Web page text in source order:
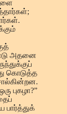
அதனை
கொடுத்த
புகழா?”
பார்த்துக்